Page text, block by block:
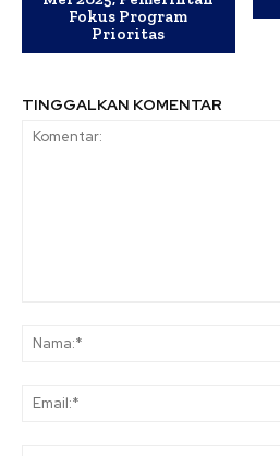
Fokus Program
Prioritas
TINGGALKAN KOMENTAR